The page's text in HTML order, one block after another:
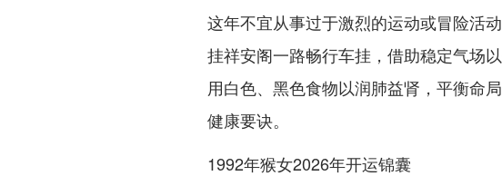
这年不宜从事过于激烈的运动或冒险活
挂祥安阁一路畅行车挂，借助稳定气场
用白色、黑色食物以润肺益肾，平衡命
健康要诀。
1992年猴女2026年开运锦囊